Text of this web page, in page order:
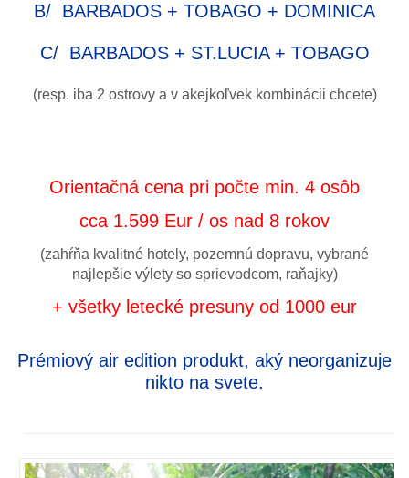
B/ BARBADOS + TOBAGO + DOMINICA
C/ BARBADOS + ST.LUCIA + TOBAGO
(resp. iba 2 ostrovy a v akejkoľvek kombinácii chcete)
Orientačná cena pri počte min. 4 osôb
cca 1.599 Eur / os nad 8 rokov
(zahŕňa kvalitné hotely, pozemnú dopravu, vybrané
najlepšie výlety so sprievodcom, raňajky)
+ všetky letecké presuny od 1000 eur
Prémiový air edition produkt, aký neorganizuje
nikto na svete.